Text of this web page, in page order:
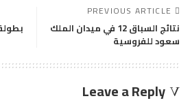
PREVIOUS ARTICLE
نتائج السباق 12 في ميدان الملك
سعود للفروسية
بطولة
Leave a Reply